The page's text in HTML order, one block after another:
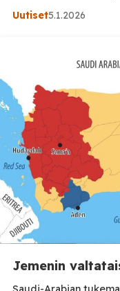
puolustelee
Mogadishussa,
uskonnollisten
yhtenäisyyden
eri puolilla Somaliaa.
videoilla
tunnustusta vastaan
Uutiset5.1.2026
Jemenin